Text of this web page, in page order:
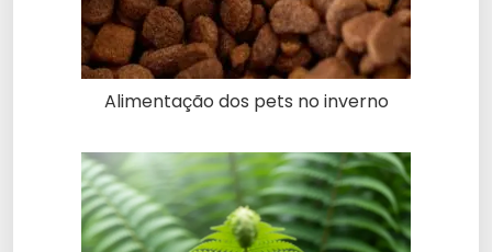
Alimentação dos pets no inverno